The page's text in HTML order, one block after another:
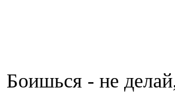
Боишься - не